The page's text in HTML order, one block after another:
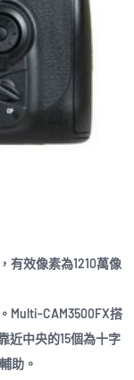
有效像素為1210萬像
Multi-CAM3500FX搭
近中央的15個為十字
助。